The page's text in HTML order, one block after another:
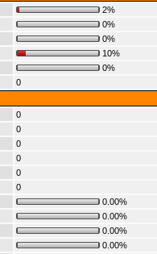
2%
0%
0%
10%
0%
0
0
0
0
0
0
0
0.00%
0.00%
0.00%
0.00%